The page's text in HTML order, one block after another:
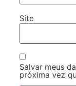
Site
Salvar meus
próxima vez